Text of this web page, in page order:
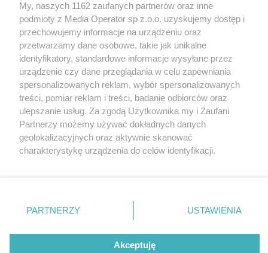
2 / 0
Wydawca mediów lokalnych
Nie zapomnij
zapoznać się z:
polityką prywatności
Twojemiasto
Piekary Śląskie
Chorzów
Tarnowskie Góry
Gliwice
Skontakuj sięz nami
Kontakt
Redakcja
Newsletter
My, naszych 1162 zaufanych partnerów oraz inne
podmioty z Media Operator sp z.o.o. uzyskujemy dostęp i
przechowujemy informacje na urządzeniu oraz
przetwarzamy dane osobowe, takie jak unikalne
identyfikatory, standardowe informacje wysyłane przez
urządzenie czy dane przeglądania w celu zapewniania
spersonalizowanych reklam, wybór spersonalizowanych
treści, pomiar reklam i treści, badanie odbiorców oraz
ulepszanie usług. Za zgodą Użytkownika my i Zaufani
Partnerzy możemy używać dokładnych danych
geolokalizacyjnych oraz aktywnie skanować
charakterystykę urządzenia do celów identyfikacji.
zmienić/wycofać klikając przycisk ustawień prywatności
znajdujący się w lewym dolnym rogu strony
rodzaje przetwarzania danych nie wymagają zgody
użytkownika, ale masz prawo sprzeciwić się takiemu
PARTNERZY USTAWIENIA
Akceptuję